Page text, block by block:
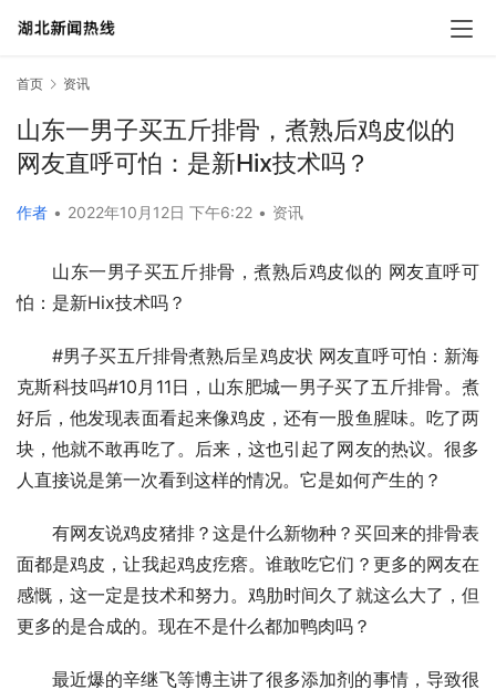
首页 资讯
山东一男子买五斤排骨，煮熟后鸡皮似的
网友直呼可怕：是新Hix技术吗？
作者 • 2022年10月12日 下午6:22 • 资讯
山东一男子买五斤排骨，煮熟后鸡皮似的 网友直呼可
怕：是新Hix技术吗？
#男子买五斤排骨煮熟后呈鸡皮状 网友直呼可怕：新海
克斯科技吗#10月11日，山东肥城一男子买了五斤排骨。煮
好后，他发现表面看起来像鸡皮，还有一股鱼腥味。吃了两
块，他就不敢再吃了。后来，这也引起了网友的热议。很多
人直接说是第一次看到这样的情况。它是如何产生的？
有网友说鸡皮猪排？这是什么新物种？买回来的排骨表
面都是鸡皮，让我起鸡皮疙瘩。谁敢吃它们？更多的网友在
感慨，这一定是技术和努力。鸡肋时间久了就这么大了，但
更多的是合成的。现在不是什么都加鸭肉吗？
最近爆的辛继飞等博主讲了很多添加剂的事情，导致很